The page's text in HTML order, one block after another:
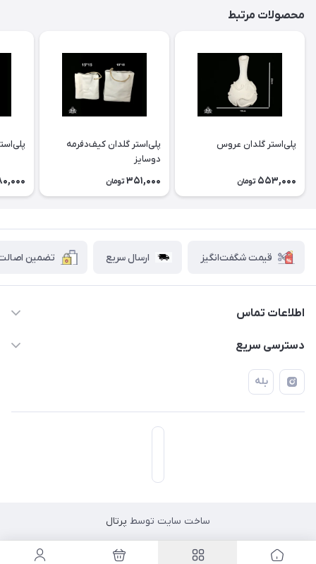
محصولات مرتبط
پلی‌استر گلدان عروس
553,000 تومان
پلی‌استر گلدان كيف‌دفرمه
دوسايز
351,000 تومان
قیمت شگفت‌انگیز ارسال سریع تضمین اصالت
اطلاعات تماس
۰۲۱۷۷۰۶۰۰۲۸ ـ ۰۹۱۹۰۰۲۸۲۴۷
فروشگاه آبتین
مسیریابی در اپلیکیشن نشان
دسترسی سریع
حساب کاربری
بله
ساخت سایت توسط پرتال